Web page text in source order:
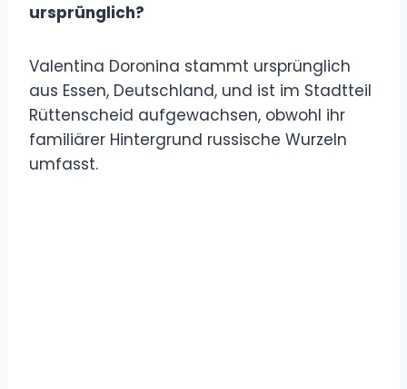
ursprünglich?
Valentina Doronina stammt ursprünglich
aus Essen, Deutschland, und ist im Stadtteil
Rüttenscheid aufgewachsen, obwohl ihr
familiärer Hintergrund russische Wurzeln
umfasst.